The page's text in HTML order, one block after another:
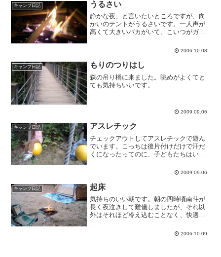
はいいけれど、砂埃がすご...
キャンプ日記 うるさい
静かな夜、と言いたいところですが、向
かいのテントがうるさいです。一人声が
高くて大きいバカがいて、こいつがガン
サイトなのですが、こういう場所はダメ
人が注意してくれるそうで...
2006.10.08
キャンプ日記 もりのつりはし
森の吊り橋に来ました。眺めがよくてと
ても気持ちいいです。
2009.09.06
キャンプ日記 アスレチック
チェックアウトしてアスレチックで遊ん
でいます。こっちは後片付けだけで汗だ
くになったってのに、子どもたちはいい
2009.09.06
キャンプ日記 起床
気持ちのいい朝です。朝の四時頃南斗が
長く夜泣きして難儀しましたが、それ以
外はそれほど冷え込むことなく、快適に
+毛布一枚という装備でした。
2006.10.09